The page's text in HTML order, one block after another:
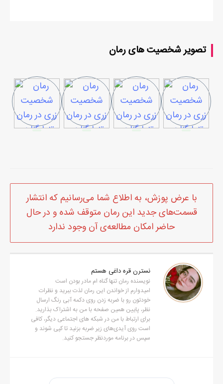
تصویر شخصیت های رمان
با عرض پوزش، به اطلاع شما می‌رسانیم که انتشار
قسمت‌های جدید این رمان متوقف شده و در حال
حاضر امکان مطالعه‌ی آن وجود ندارد
نسترن قره داغی هستم
نویسنده رمان تنها گناه ام مادر بودن است
امیدوارم از خواندن این رمان لذت ببرید و نظرات
خودتون رو با ضربه زدن روی دکمه آبی رنگ ارسال
نظر، پایین همین صفحه با من به اشتراک بذارید.
برای ارتباط با من در شبکه های اجتماعی دیگر، کافی
است روی آیدی‌های زیر ضربه بزنید تا کپی شوند و
سپس در برنامه موردنظر جستجو کنید.